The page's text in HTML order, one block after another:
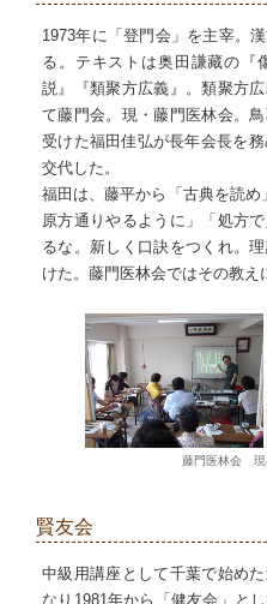
1973年に「登門会」を主宰。
る。テキストは奥田謙藏の『
説』『類聚方広義』。類聚方
て藤門会。現・藤門医林会。
受けた福田佳弘が長年会長を
交代した。
福田は、藤平から「古典を読め
原方通りやるように」「処方
るな。新しく口訣をつくれ。
けた。藤門医林会ではその教え
藤門医林会 現
賢友会
中級用講座として千葉で始め
なり1981年から「健友会」と